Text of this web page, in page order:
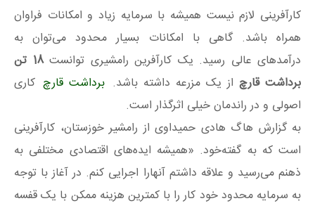
کارآفرینی لازم نیست همیشه با سرمایه زیاد و امکانات فراوان
همراه باشد. گاهی با امکانات بسیار محدود می‌توان به
درآمدهای عالی رسید. یک کارآفرین رامشیری توانست
18 تن
برداشت قارچ از یک مزرعه داشته باشد. برداشت قارچ کاری
اصولی و در راندمان خیلی اثرگذار است.
به گزارش هاگ هادی حمیداوی از رامشیر خوزستان، کارآفرینی
است که به گفته‌خود. «همیشه ایده‌های اقتصادی مختلفی به
ذهنم می‌رسید و علاقه داشتم آنهارا اجرایی کنم. در آغاز با توجه
به سرمایه محدود خود کار را با کمترین هزینه ممکن با یک قفسه